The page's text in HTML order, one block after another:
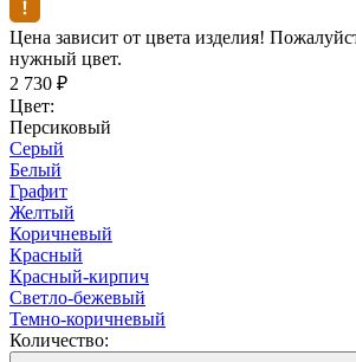
Цена зависит от цвета изделия!
нужный цвет.
2 730 ₽
Цвет:
Персиковый
Серый
Белый
Графит
Желтый
Коричневый
Красный
Красный-кирпич
Светло-бежевый
Темно-коричневый
Количество: